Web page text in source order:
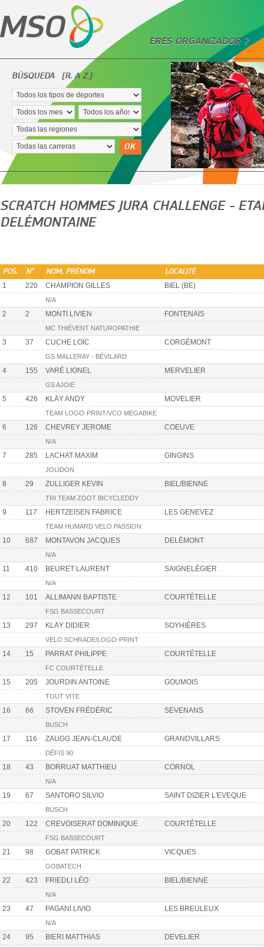
ERES ORGANIZADOR ?
BÚSQUEDA [R. A Z.]
OK
SCRATCH HOMMES JURA CHALLENGE -
DELÉMONTAINE
POS. N° NOM, PRÉNOM LOCALITÉ
1 220 CHAMPION GILLES BIEL (BE)
N/A
2 2 MONTI LIVIEN FONTENAIS
MC THIÉVENT NATUROPATHIE
3 37 CUCHE LOÏC CORGÉMONT
GS MALLERAY - BÉVILARD
4 155 VARÉ LIONEL MERVELIER
GS AJOIE
5 426 KLÄY ANDY MOVELIER
TEAM LOGO-PRINT/VCO MEGABIKE
6 126 CHEVREY JEROME COEUVE
N/A
7 285 LACHAT MAXIM GINGINS
JOLIDON
8 29 ZULLIGER KEVIN BIEL/BIENNE
TRI TEAM ZOOT BICYCLEDDY
9 117 HERTZEISEN FABRICE LES GENEVEZ
TEAM HUMARD VELO PASSION
10 687 MONTAVON JACQUES DELÉMONT
N/A
11 410 BEURET LAURENT SAIGNELÉGIER
N/A
12 101 ALLIMANN BAPTISTE COURTÉTELLE
FSG BASSECOURT
13 297 KLÄY DIDIER SOYHIÈRES
VELO SCHRADE/LOGO-PRINT
14 15 PARRAT PHILIPPE COURTÉTELLE
FC COURTÉTELLE
15 205 JOURDIN ANTOINE GOUMOIS
TOUT VITE
16 66 STOVEN FRÉDÉRIC SEVENANS
BUSCH
17 116 ZAUGG JEAN-CLAUDE GRANDVILLARS
DÉFIS 90
18 43 BORRUAT MATTHIEU CORNOL
N/A
19 67 SANTORO SILVIO SAINT DIZIER L'EVEQUE
BUSCH
20 122 CREVOISERAT DOMINIQUE COURTÉTELLE
FSG BASSECOURT
21 98 GOBAT PATRICK VICQUES
GOBATECH
22 423 FRIEDLI LÉO BIEL/BIENNE
N/A
23 47 PAGANI LIVIO LES BREULEUX
N/A
24 95 BIERI MATTHIAS DEVELIER